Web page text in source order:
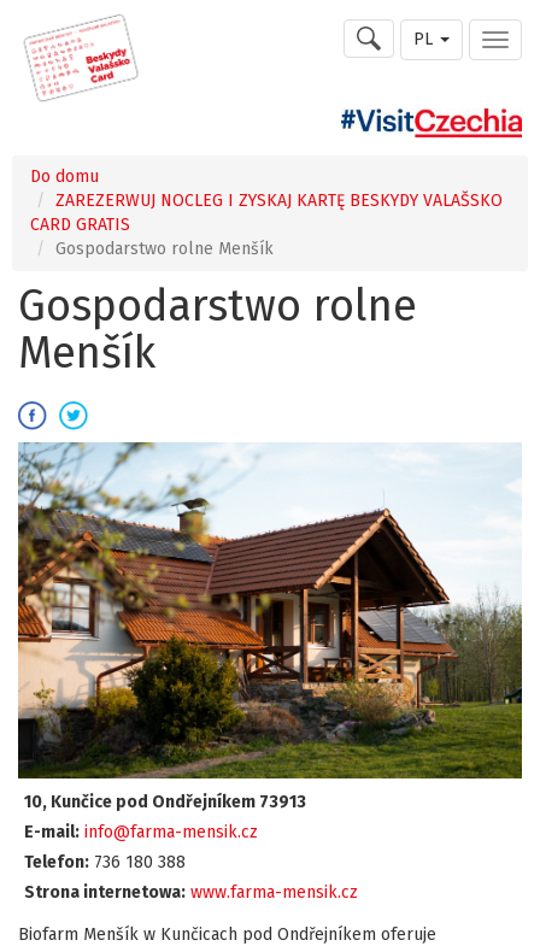
PL
Do domu
ZAREZERWUJ NOCLEG I ZYSKAJ KARTĘ BESKYDY VALAŠSKO
CARD GRATIS
Gospodarstwo rolne Menšík
Gospodarstwo rolne
Menšík
10, Kunčice pod Ondřejníkem 73913
E-mail: info@farma-mensik.cz
Telefon: 736 180 388
Strona internetowa: www.farma-mensik.cz
Biofarm Menšík w Kunčicach pod Ondřejníkem oferuje